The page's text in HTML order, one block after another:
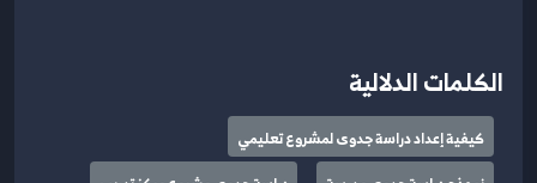
الكلمات الدلالية
كيفية إعداد دراسة جدوى لمشروع تعليمي